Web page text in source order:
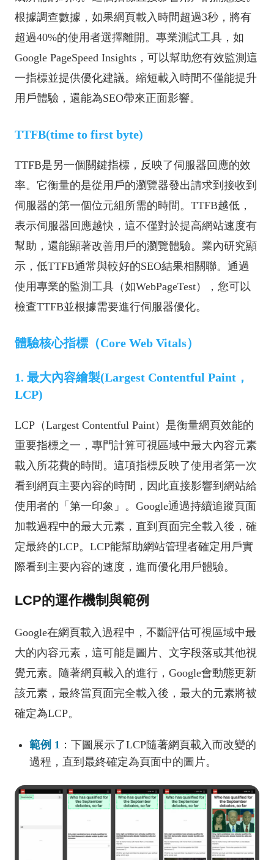
根據調查數據，如果網頁載入時間超過3秒，將有
超過40%的使用者選擇離開。專業測試工具，如
Google PageSpeed Insights，可以幫助您有效監測這
一指標並提供優化建議。縮短載入時間不僅能提升
用戶體驗，還能為SEO帶來正面影響。
TTFB(time to first byte)
TTFB是另一個關鍵指標，反映了伺服器回應的效
率。它衡量的是從用戶的瀏覽器發出請求到接收到
伺服器的第一個位元組所需的時間。TTFB越低，
表示伺服器回應越快，這不僅對於提高網站速度有
幫助，還能顯著改善用戶的瀏覽體驗。業內研究顯
示，低TTFB通常與較好的SEO結果相關聯。通過
使用專業的監測工具（如WebPageTest），您可以
檢查TTFB並根據需要進行伺服器優化。
體驗核心指標（Core Web Vitals）
1. 最大內容繪製(Largest Contentful Paint，
LCP)
LCP（Largest Contentful Paint）是衡量網頁效能的
重要指標之一，專門計算可視區域中最大內容元素
載入所花費的時間。這項指標反映了使用者第一次
看到網頁主要內容的時間，因此直接影響到網站給
使用者的「第一印象」。Google通過持續追蹤頁面
加載過程中的最大元素，直到頁面完全載入後，確
定最終的LCP。LCP能幫助網站管理者確定用戶實
際看到主要內容的速度，進而優化用戶體驗。
LCP的運作機制與範例
Google在網頁載入過程中，不斷評估可視區域中最
大的內容元素，這可能是圖片、文字段落或其他視
覺元素。隨著網頁載入的進行，Google會動態更新
該元素，最終當頁面完全載入後，最大的元素將被
確定為LCP。
範例 1 ：下圖展示了LCP隨著網頁載入而改變的
過程，直到最終確定為頁面中的圖片。